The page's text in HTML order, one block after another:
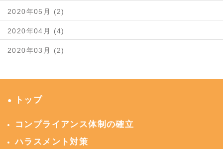
2020年05月 (2)
2020年04月 (4)
2020年03月 (2)
● トップ
コンプライアンス体制の確立
ハラスメント対策